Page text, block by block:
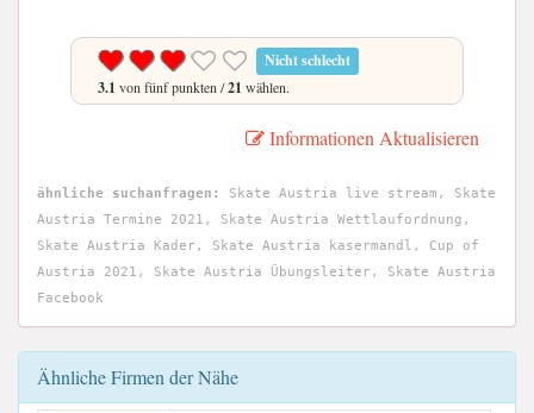
Nicht schlecht
3.1 von fünf punkten /21 wählen.
Informationen Aktualisieren
ähnliche suchanfragen:
Skate Austria live stream, Skate
Austria Termine 2021, Skate Austria Wettlaufordnung,
Skate Austria Kader, Skate Austria kasermandl, Cup of
Austria 2021, Skate Austria Übungsleiter, Skate Austria
Facebook
Ähnliche Firmen der Nähe